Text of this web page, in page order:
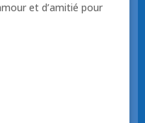
et d’amitié pour